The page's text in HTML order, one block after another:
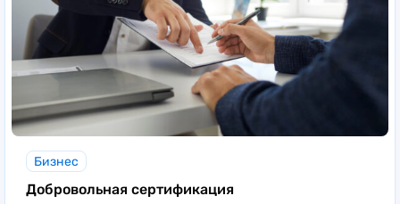
Бизнес
Добровольная сертификация